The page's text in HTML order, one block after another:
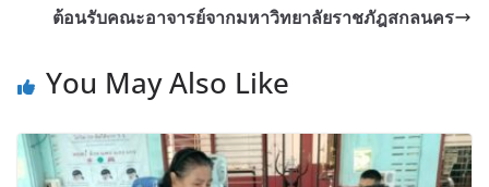
ต้อนรับคณะอาจารย์จากมหาวิทยาลัยราชภัฎสกลนคร
You May Also Like